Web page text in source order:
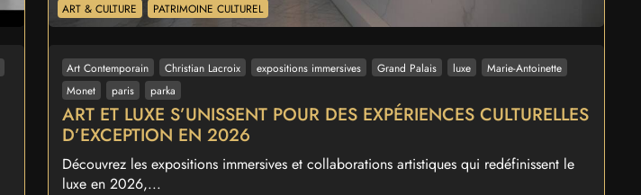
ART & CULTURE PATRIMOINE CULTUREL
Art Contemporain Christian Lacroix expositions immersives Grand Palais luxe
Marie-Antoinette
Monet
paris parka
ART ET LUXE S’UNISSENT POUR DES EXPÉRIENCES CULTURELLES
D’EXCEPTION EN 2026
Découvrez les expositions immersives et collaborations artistiques qui redéfinissent le
luxe en 2026,...